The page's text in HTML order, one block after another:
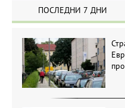
ПОСЛЕДНИ 7 ДНИ